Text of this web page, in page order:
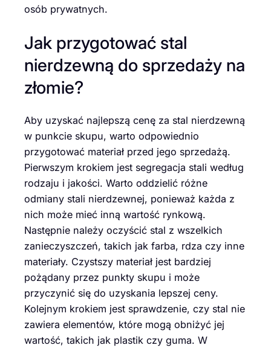
osób prywatnych.
Jak przygotować stal
nierdzewną do sprzedaży na
złomie?
Aby uzyskać najlepszą cenę za stal nierdzewną
w punkcie skupu, warto odpowiednio
przygotować materiał przed jego sprzedażą.
Pierwszym krokiem jest segregacja stali według
rodzaju i jakości. Warto oddzielić różne
odmiany stali nierdzewnej, ponieważ każda z
nich może mieć inną wartość rynkową.
Następnie należy oczyścić stal z wszelkich
zanieczyszczeń, takich jak farba, rdza czy inne
materiały. Czystszy materiał jest bardziej
pożądany przez punkty skupu i może
przyczynić się do uzyskania lepszej ceny.
Kolejnym krokiem jest sprawdzenie, czy stal nie
zawiera elementów, które mogą obniżyć jej
wartość, takich jak plastik czy guma. W